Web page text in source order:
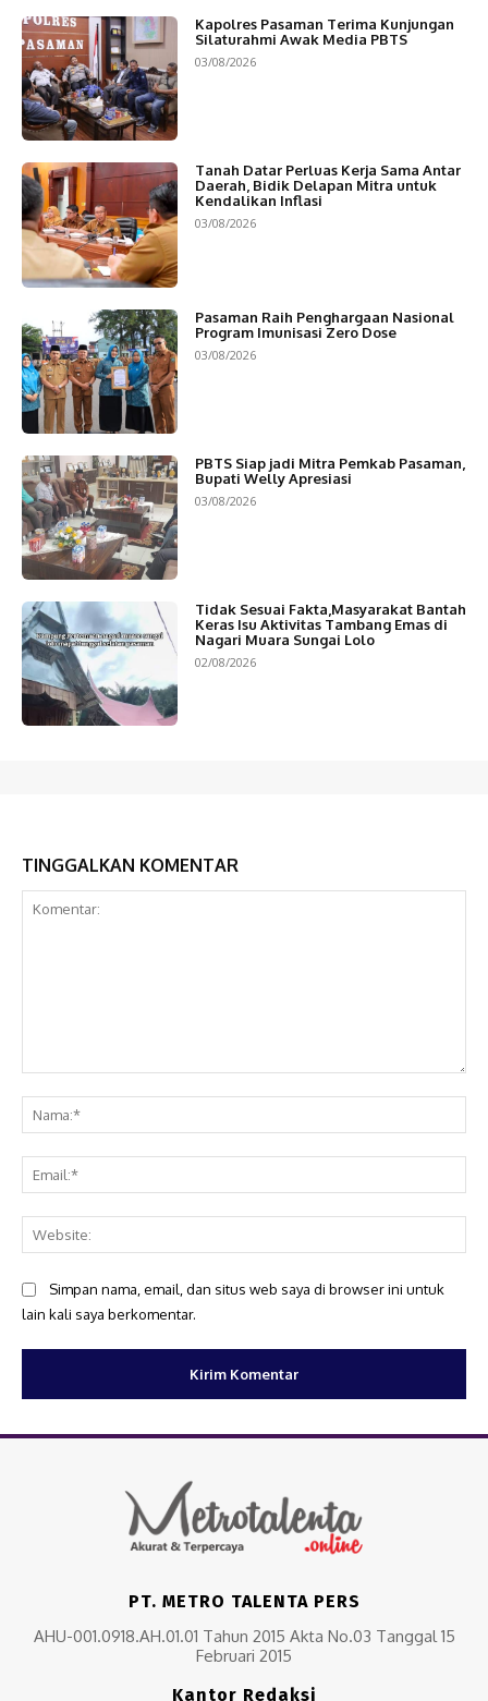
Kapolres Pasaman Terima Kunjungan
Silaturahmi Awak Media PBTS
03/08/2026
Tanah Datar Perluas Kerja Sama Antar
Daerah, Bidik Delapan Mitra untuk
Kendalikan Inflasi
03/08/2026
Pasaman Raih Penghargaan Nasional
Program Imunisasi Zero Dose
03/08/2026
PBTS Siap jadi Mitra Pemkab Pasaman,
Bupati Welly Apresiasi
03/08/2026
Tidak Sesuai Fakta,Masyarakat Bantah
Keras Isu Aktivitas Tambang Emas di
Nagari Muara Sungai Lolo
02/08/2026
TINGGALKAN KOMENTAR
Simpan nama, email, dan situs web saya di browser ini untuk
lain kali saya berkomentar.
PT. METRO TALENTA PERS
AHU-001.0918.AH.01.01 Tahun 2015 Akta No.03 Tanggal 15
Februari 2015
Kantor Redaksi